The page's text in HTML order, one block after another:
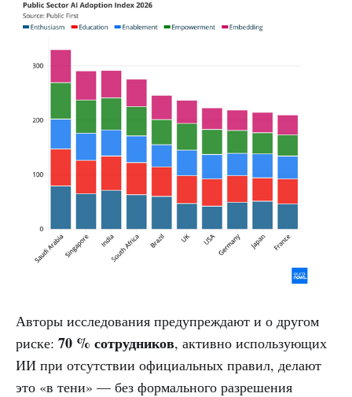
Авторы исследования предупреждают и о другом
риске: 70 % сотрудников, активно использующих
ИИ при отсутствии официальных правил, делают
это «в тени» — без формального разрешения